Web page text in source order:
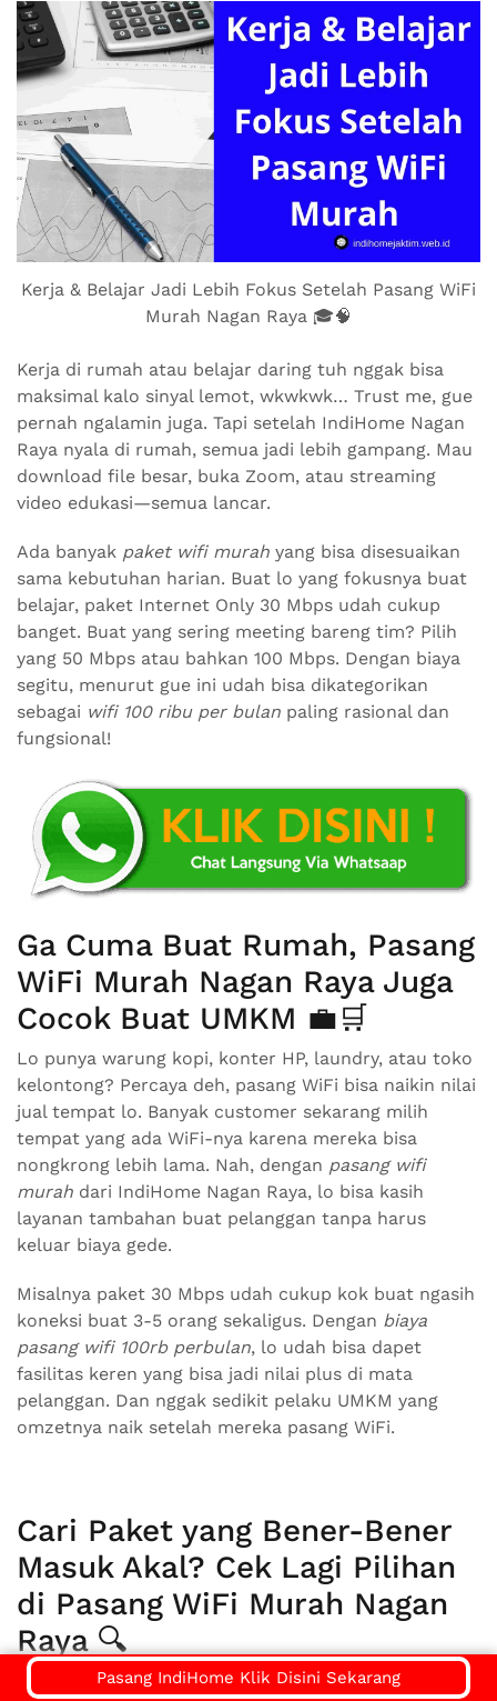
Kerja & Belajar Jadi Lebih Fokus Setelah Pasang WiFi
Murah Nagan Raya 🎓🧠
Kerja di rumah atau belajar daring tuh nggak bisa
maksimal kalo sinyal lemot, wkwkwk… Trust me, gue
pernah ngalamin juga. Tapi setelah IndiHome Nagan
Raya nyala di rumah, semua jadi lebih gampang. Mau
download file besar, buka Zoom, atau streaming
video edukasi—semua lancar.
Ada banyak paket wifi murah yang bisa disesuaikan
sama kebutuhan harian. Buat lo yang fokusnya buat
belajar, paket Internet Only 30 Mbps udah cukup
banget. Buat yang sering meeting bareng tim? Pilih
yang 50 Mbps atau bahkan 100 Mbps. Dengan biaya
segitu, menurut gue ini udah bisa dikategorikan
sebagai wifi 100 ribu per bulan paling rasional dan
fungsional!
Ga Cuma Buat Rumah, Pasang
WiFi Murah Nagan Raya Juga
Cocok Buat UMKM 💼🛒
Lo punya warung kopi, konter HP, laundry, atau toko
kelontong? Percaya deh, pasang WiFi bisa naikin nilai
jual tempat lo. Banyak customer sekarang milih
tempat yang ada WiFi-nya karena mereka bisa
nongkrong lebih lama. Nah, dengan pasang wifi
murah dari IndiHome Nagan Raya, lo bisa kasih
layanan tambahan buat pelanggan tanpa harus
keluar biaya gede.
Misalnya paket 30 Mbps udah cukup kok buat ngasih
koneksi buat 3-5 orang sekaligus. Dengan biaya
pasang wifi 100rb perbulan, lo udah bisa dapet
fasilitas keren yang bisa jadi nilai plus di mata
pelanggan. Dan nggak sedikit pelaku UMKM yang
omzetnya naik setelah mereka pasang WiFi.
Cari Paket yang Bener-Bener
Masuk Akal? Cek Lagi Pilihan
di Pasang WiFi Murah Nagan
Raya 🔍
Satu hal yang bikin IndiHome Nagan Raya beda dari
Pasang IndiHome Klik Disini Sekarang